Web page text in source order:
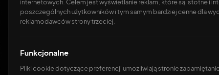
internetowych. Celem jest wyświetlanie reklam, które są istotne i
poszczególnych użytkowników i tym samym bardziej cenne dla
reklamodawców strony trzeciej.
Funkcjonalne
Pliki cookie dotyczące preferencji umożliwiają stronie
Masz dość
Storyblok daje